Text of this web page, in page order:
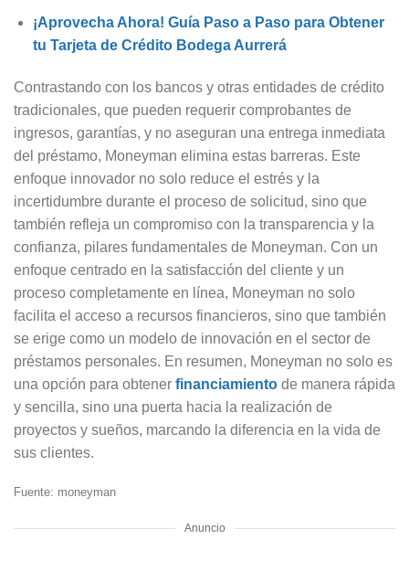
¡Aprovecha Ahora! Guía Paso a Paso para Obtener
tu Tarjeta de Crédito Bodega Aurrerá
Contrastando con los bancos y otras entidades de crédito
tradicionales, que pueden requerir comprobantes de
ingresos, garantías, y no aseguran una entrega inmediata
del préstamo, Moneyman elimina estas barreras. Este
enfoque innovador no solo reduce el estrés y la
incertidumbre durante el proceso de solicitud, sino que
también refleja un compromiso con la transparencia y la
confianza, pilares fundamentales de Moneyman. Con un
enfoque centrado en la satisfacción del cliente y un
proceso completamente en línea, Moneyman no solo
facilita el acceso a recursos financieros, sino que también
se erige como un modelo de innovación en el sector de
préstamos personales. En resumen, Moneyman no solo es
una opción para obtener financiamiento de manera rápida
y sencilla, sino una puerta hacia la realización de
proyectos y sueños, marcando la diferencia en la vida de
sus clientes.
Fuente: moneyman
Anuncio